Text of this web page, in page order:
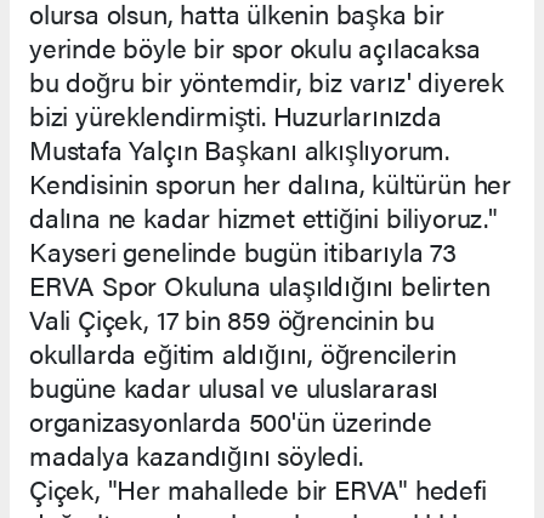
olursa olsun, hatta ülkenin başka bir
yerinde böyle bir spor okulu açılacaksa
bu doğru bir yöntemdir, biz varız' diyerek
bizi yüreklendirmişti. Huzurlarınızda
Mustafa Yalçın Başkanı alkışlıyorum.
Kendisinin sporun her dalına, kültürün her
dalına ne kadar hizmet ettiğini biliyoruz."
Kayseri genelinde bugün itibarıyla 73
ERVA Spor Okuluna ulaşıldığını belirten
Vali Çiçek, 17 bin 859 öğrencinin bu
okullarda eğitim aldığını, öğrencilerin
bugüne kadar ulusal ve uluslararası
organizasyonlarda 500'ün üzerinde
madalya kazandığını söyledi.
Çiçek, "Her mahallede bir ERVA" hedefi